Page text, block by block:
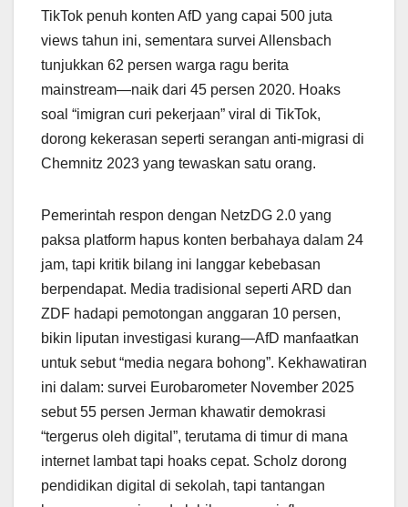
TikTok penuh konten AfD yang capai 500 juta
views tahun ini, sementara survei Allensbach
tunjukkan 62 persen warga ragu berita
mainstream—naik dari 45 persen 2020. Hoaks
soal “imigran curi pekerjaan” viral di TikTok,
dorong kekerasan seperti serangan anti-migrasi di
Chemnitz 2023 yang tewaskan satu orang.
Pemerintah respon dengan NetzDG 2.0 yang
paksa platform hapus konten berbahaya dalam 24
jam, tapi kritik bilang ini langgar kebebasan
berpendapat. Media tradisional seperti ARD dan
ZDF hadapi pemotongan anggaran 10 persen,
bikin liputan investigasi kurang—AfD manfaatkan
untuk sebut “media negara bohong”. Kekhawatiran
ini dalam: survei Eurobarometer November 2025
sebut 55 persen Jerman khawatir demokrasi
“tergerus oleh digital”, terutama di timur di mana
internet lambat tapi hoaks cepat. Scholz dorong
pendidikan digital di sekolah, tapi tantangan